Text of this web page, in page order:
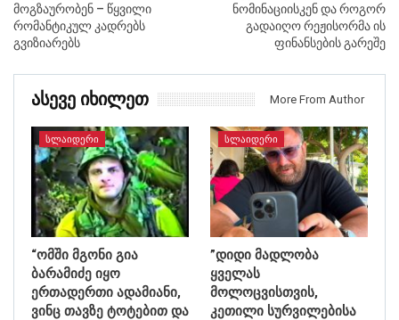
მოგზაურობენ – წყვილი
რომანტიკულ კადრებს
გვიზიარებს
ნომინაციისკენ და როგორ
გადაიღო რეჟისორმა ის
ფინანსების გარეშე
Ასევე Იხილეთ More From Author
ᲡᲚᲐᲘᲓᲔᲠᲘ
“ომში მგონი გია
ბარამიძე იყო
ერთადერთი ადამიანი,
ვინც თავზე ტოტებით და
ᲡᲚᲐᲘᲓᲔᲠᲘ
”დიდი მადლობა
ყველას
მოლოცვისთვის,
კეთილი სურვილებისა